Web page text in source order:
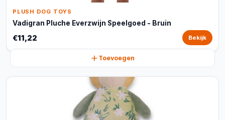
PLUSH DOG TOYS
Vadigran Pluche Everzwijn Speelgoed - Bruin
€11,22 Bekijk
Toevoegen